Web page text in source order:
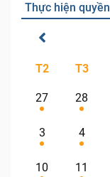
Thực hiện quyền
T2 T3
27 28
3 4
10 11